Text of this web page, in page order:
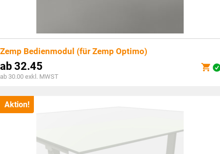
Zemp Bedienmodul (für Zemp Optimo)
ab 32.45
ab 30.00 exkl. MWST
Aktion!